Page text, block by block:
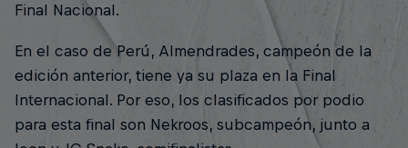
Final Nacional.
En el caso de Perú, Almendrades, campeón de la
edición anterior, tiene ya su plaza en la Final
Internacional. Por eso, los clasificados por podio
para esta final son Nekroos, subcampeón, junto a